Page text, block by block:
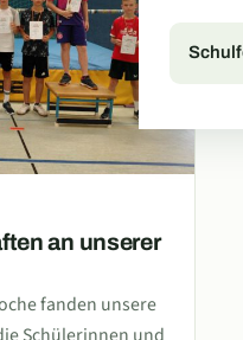
an unserer
fanden unsere